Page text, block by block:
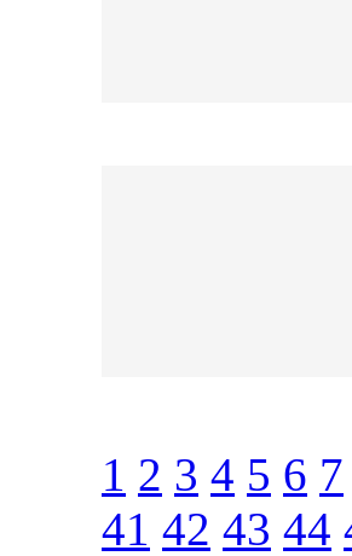
1 2 3 4 5 6 7
41 42 43 44